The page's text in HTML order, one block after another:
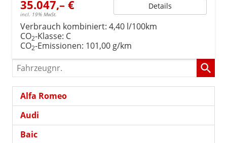
35.047,– €
incl. 19% MwSt.
Details
Verbrauch kombiniert: 4,40 l/100km
CO2-Klasse: C
CO2-Emissionen: 101,00 g/km
Fahrzeugnr.
Alfa Romeo
Audi
Baic